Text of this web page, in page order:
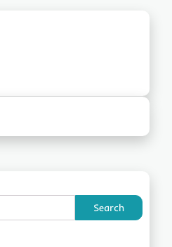
Search